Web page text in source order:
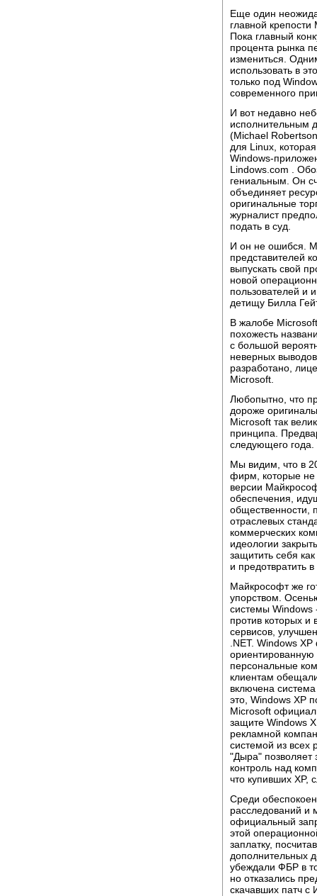
Еще один
главной
Пока главный
процента рынка
измениться.
использовать в
только под
современного
И вот недавно
исполнительным
(Michael
для Linux,
Windows-
Lindows.com .
гениальным. Он
объединяет
оригинальные
журналист
подать в суд.
И он не ошибся.
представителей
выпускать свой
новой
пользователей и
детищу Билла
В жалобе
похожесть
с большой
неверных
разработано,
Microsoft.
Любопытно, что
дороже
Microsoft так
принципа.
следующего года.
Мы видим, что в
фирм, которые не
версии
обеспечения,
общественности,
отраслевых
коммерческих
идеологии
защитить себя
и предотвратить
Майкрософт же
упорством.
системы Windows
против которых
сервисов,
.NET. Windows
персональные
клиентам
включена
это, Windows XP
Microsoft
защите Windows
рекламной
системой из всех
"Дыра" позволяет
контроль над
что купивших XP,
Среди
расследований и
официальный
этой
заплатку,
дополнительных
убеждали ФБР в
но отказались
скачавших патч с